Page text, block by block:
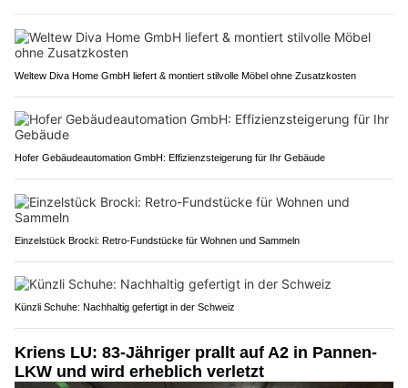
Weltew Diva Home GmbH liefert & montiert stilvolle Möbel ohne Zusatzkosten
Hofer Gebäudeautomation GmbH: Effizienzsteigerung für Ihr Gebäude
Einzelstück Brocki: Retro-Fundstücke für Wohnen und Sammeln
Künzli Schuhe: Nachhaltig gefertigt in der Schweiz
Kriens LU: 83-Jähriger prallt auf A2 in Pannen-
LKW und wird erheblich verletzt